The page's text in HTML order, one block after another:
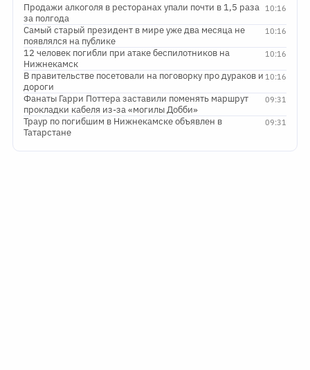
10:16
Продажи алкоголя в ресторанах упали почти в 1,5 раза
за полгода
10:16
Самый старый президент в мире уже два месяца не
появлялся на публике
10:16
12 человек погибли при атаке беспилотников на
Нижнекамск
10:16
В правительстве посетовали на поговорку про дураков и
дороги
09:31
Фанаты Гарри Поттера заставили поменять маршрут
прокладки кабеля из-за «могилы Добби»
09:31
Траур по погибшим в Нижнекамске объявлен в
Татарстане